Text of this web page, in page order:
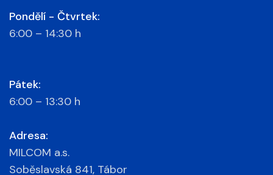
Pondělí - Čtvrtek:
6:00 – 14:30 h
Pátek:
6:00 – 13:30 h
Adresa:
MILCOM a.s.
Soběslavská 841, Tábor